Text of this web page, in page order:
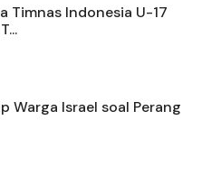
Timnas Indonesia U-17
Warga Israel soal Perang